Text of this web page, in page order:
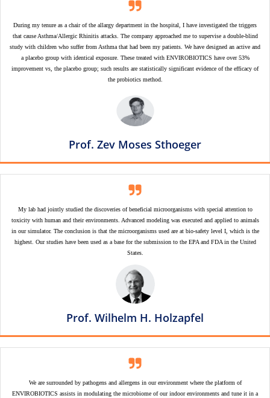
During my tenure as a chair of the allargy department in the hospital, I have investigated the triggers
that cause Asthma/Allergic Rhinitis attacks. The company approached me to supervise a double-blind
study with children who suffer from Asthma that had been my patients. We have designed an active and
a placebo group with identical exposure. These treated with ENVIROBIOTICS have over 53%
improvement vs, the placebo group; such results are statistically significant evidence of the efficacy of
the probiotics method.
Prof. Zev Moses Sthoeger
My lab had jointly studied the discoveries of beneficial microorganisms with special attention to
toxicity with human and their environments. Advanced modeling was executed and applied to animals
in our simulator. The conclusion is that the microorganisms used are at bio-safety level I, which is the
highest. Our studies have been used as a base for the submission to the EPA and FDA in the United
States.
Prof. Wilhelm H. Holzapfel
We are surrounded by pathogens and allergens in our environment where the platform of
ENVIROBIOTICS assists in modulating the microbiome of our indoor environments and tune it in a